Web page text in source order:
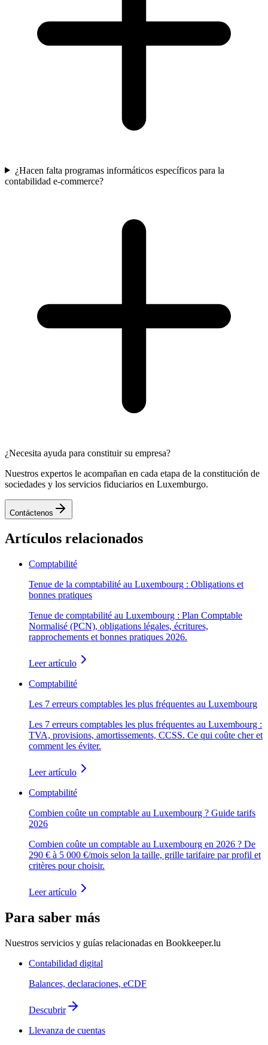
¿Hacen falta programas informáticos específicos para la
contabilidad e-commerce?
¿Necesita ayuda para constituir su empresa?
Nuestros expertos le acompañan en cada etapa de la constitución de
sociedades y los servicios fiduciarios en Luxemburgo.
Contáctenos
Artículos relacionados
Comptabilité
Tenue de la comptabilité au Luxembourg : Obligations et
bonnes pratiques
Tenue de comptabilité au Luxembourg : Plan Comptable
Normalisé (PCN), obligations légales, écritures,
rapprochements et bonnes pratiques 2026.
Leer artículo
Comptabilité
Les 7 erreurs comptables les plus fréquentes au Luxembourg
Les 7 erreurs comptables les plus fréquentes au Luxembourg :
TVA, provisions, amortissements, CCSS. Ce qui coûte cher et
comment les éviter.
Leer artículo
Comptabilité
Combien coûte un comptable au Luxembourg ? Guide tarifs
2026
Combien coûte un comptable au Luxembourg en 2026 ? De
290 € à 5 000 €/mois selon la taille, grille tarifaire par profil et
critères pour choisir.
Leer artículo
Para saber más
Nuestros servicios y guías relacionadas en Bookkeeper.lu
Contabilidad digital
Balances, declaraciones, eCDF
Descubrir
Llevanza de cuentas